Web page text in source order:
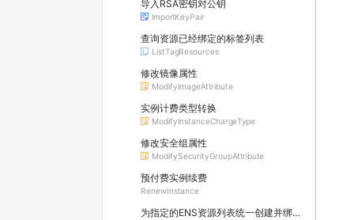
导入RSA密钥对公钥
ImportKeyPair
查询资源已经绑定的标签列表
ListTagResources
修改镜像属性
ModifyImageAttribute
实例计费类型转换
ModifyInstanceChargeType
修改安全组属性
ModifySecurityGroupAttribute
预付费实例续费
RenewInstance
为指定的ENS资源列表统一创建并绑定标签